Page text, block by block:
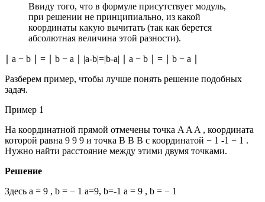
Ввиду того, что в формуле присутствует модуль,
при решении не принципиально, из какой
координаты какую вычитать (так как берется
абсолютная величина этой разности).
∣ a − b ∣ = ∣ b − a ∣ |a-b|=|b-a| ∣ a − b ∣ = ∣ b − a ∣
Разберем пример, чтобы лучше понять решение подобных
задач.
Пример 1
На координатной прямой отмечены точка A A A , координата
которой равна 9 9 9 и точка B B B с координатой − 1 -1 − 1 .
Нужно найти расстояние между этими двумя точками.
Решение
Здесь a = 9 , b = − 1 a=9, b=-1 a = 9 , b = − 1